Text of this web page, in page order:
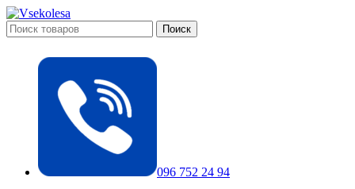
Поиск
096 752 24 94